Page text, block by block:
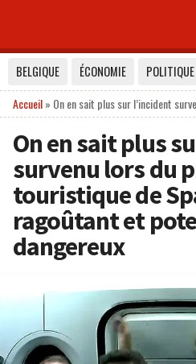
BELGIQUE ÉCONOMIE POLITIQUE
Accueil» On en sait plus sur l’incident
On en sait plus
survenu lors du
touristique de
ragoûtant et
dangereux